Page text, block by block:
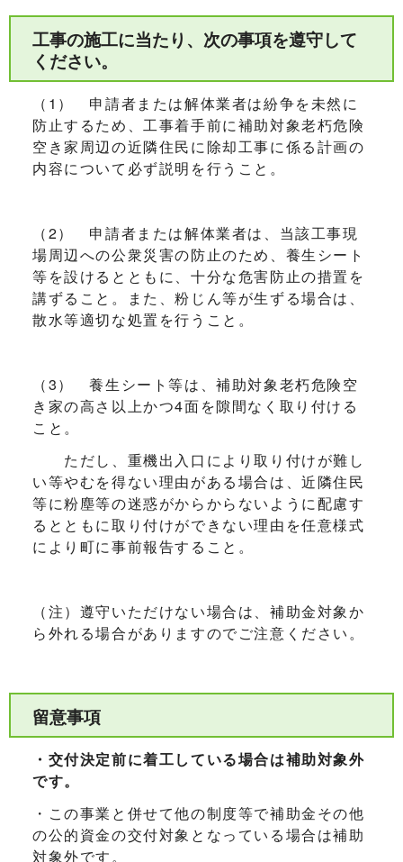
工事の施工に当たり、次の事項を遵守して
ください。
（1） 申請者または解体業者は紛争を未然に
防止するため、工事着手前に補助対象老朽危険
空き家周辺の近隣住民に除却工事に係る計画の
内容について必ず説明を行うこと。
（2） 申請者または解体業者は、当該工事現
場周辺への公衆災害の防止のため、養生シート
等を設けるとともに、十分な危害防止の措置を
講ずること。また、粉じん等が生ずる場合は、
散水等適切な処置を行うこと。
（3） 養生シート等は、補助対象老朽危険空
き家の高さ以上かつ4面を隙間なく取り付ける
こと。
ただし、重機出入口により取り付けが難し
い等やむを得ない理由がある場合は、近隣住民
等に粉塵等の迷惑がからからないように配慮す
るとともに取り付けができない理由を任意様式
により町に事前報告すること。
（注）遵守いただけない場合は、補助金対象か
ら外れる場合がありますのでご注意ください。
留意事項
・交付決定前に着工している場合は補助対象外
です。
・この事業と併せて他の制度等で補助金その他
の公的資金の交付対象となっている場合は補助
対象外です。